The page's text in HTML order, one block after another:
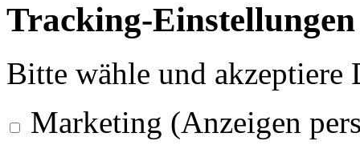
Tracking-
Bitte wähle und
Marketing (Anzeigen